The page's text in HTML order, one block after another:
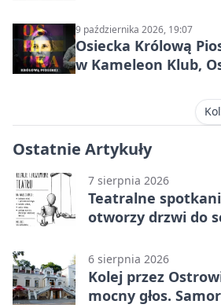
9 października 2026, 19:07
Osiecka Królową
w Kameleon Klub,
Ostatnie Artykuły
7 sierpnia 2026
Teatralne
otworzy drzwi do
6 sierpnia 2026
Kolej przez
mocny głos.